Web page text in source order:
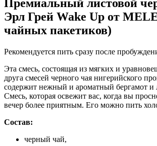
Премиальный листовой
Эрл Грей Wake Up от
чайных пакетиков)
Рекомендуется пить сразу после
Эта смесь, состоящая из мягких и
друга смесей черного чая нигерийского
содержит нежный и ароматный бергамот и
Смесь, которая освежит вас, когда вы
вечер более приятным. Его можно пить
Состав:
черный чай,